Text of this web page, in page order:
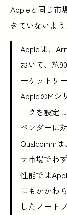
Appleと同じ市
きていないよう
Appleは、
おいて、約
ーケットリ
AppleのMシ
ークを設定
ベンダーに
Qualcomm
サ市場でわ
性能では
にもかかわ
したノート